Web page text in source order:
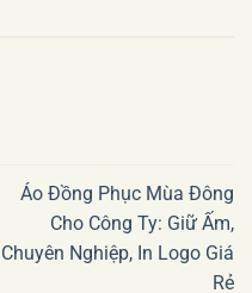
Áo Đồng Phục Mùa Đông
Cho Công Ty: Giữ Ấm,
Chuyên Nghiệp, In Logo Giá
Rẻ